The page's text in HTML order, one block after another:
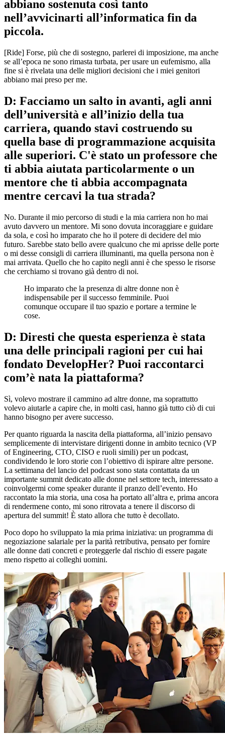
abbiano sostenuta così tanto
nell’avvicinarti all’informatica fin da
piccola.
[Ride] Forse, più che di sostegno, parlerei di imposizione, ma anche
se all’epoca ne sono rimasta turbata, per usare un eufemismo, alla
fine si è rivelata una delle migliori decisioni che i miei genitori
abbiano mai preso per me.
D: Facciamo un salto in avanti, agli anni
dell’università e all’inizio della tua
carriera, quando stavi costruendo su
quella base di programmazione acquisita
alle superiori. C'è stato un professore che
ti abbia aiutata particolarmente o un
mentore che ti abbia accompagnata
mentre cercavi la tua strada?
No. Durante il mio percorso di studi e la mia carriera non ho mai
avuto davvero un mentore. Mi sono dovuta incoraggiare e guidare
da sola, e così ho imparato che ho il potere di decidere del mio
futuro. Sarebbe stato bello avere qualcuno che mi aprisse delle porte
o mi desse consigli di carriera illuminanti, ma quella persona non è
mai arrivata. Quello che ho capito negli anni è che spesso le risorse
che cerchiamo si trovano già dentro di noi.
Ho imparato che la presenza di altre donne non è
indispensabile per il successo femminile. Puoi
comunque occupare il tuo spazio e portare a termine le
cose.
D: Diresti che questa esperienza è stata
una delle principali ragioni per cui hai
fondato DevelopHer? Puoi raccontarci
com’è nata la piattaforma?
Sì, volevo mostrare il cammino ad altre donne, ma soprattutto
volevo aiutarle a capire che, in molti casi, hanno già tutto ciò di cui
hanno bisogno per avere successo.
Per quanto riguarda la nascita della piattaforma, all’inizio pensavo
semplicemente di intervistare dirigenti donne in ambito tecnico (VP
of Engineering, CTO, CISO e ruoli simili) per un podcast,
condividendo le loro storie con l’obiettivo di ispirare altre persone.
La settimana del lancio del podcast sono stata contattata da un
importante summit dedicato alle donne nel settore tech, interessato a
coinvolgermi come speaker durante il pranzo dell’evento. Ho
raccontato la mia storia, una cosa ha portato all’altra e, prima ancora
di rendermene conto, mi sono ritrovata a tenere il discorso di
apertura del summit! È stato allora che tutto è decollato.
Poco dopo ho sviluppato la mia prima iniziativa: un programma di
negoziazione salariale per la parità retributiva, pensato per fornire
alle donne dati concreti e proteggerle dal rischio di essere pagate
meno rispetto ai colleghi uomini.